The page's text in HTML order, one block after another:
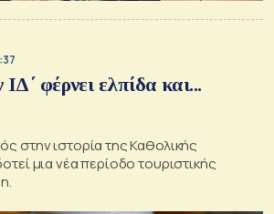
και...
στην ιστορία της Καθολικής
μια νέα περίοδο τουριστικής